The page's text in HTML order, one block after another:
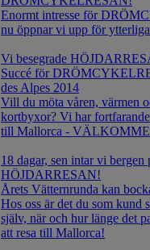
Enormt intresse för
nu öppnar vi upp för
Vi besegrade
Succé för
des Alpes 2014
Vill du möta våren, värmen
kortbyxor? Vi har
till Mallorca -
18 dagar, sen intar vi bergen
HÖJDARRESAN!
Årets Vätternrunda kan
Hos oss är det du som kund
själv, när och hur länge det
att resa till Mallorca!